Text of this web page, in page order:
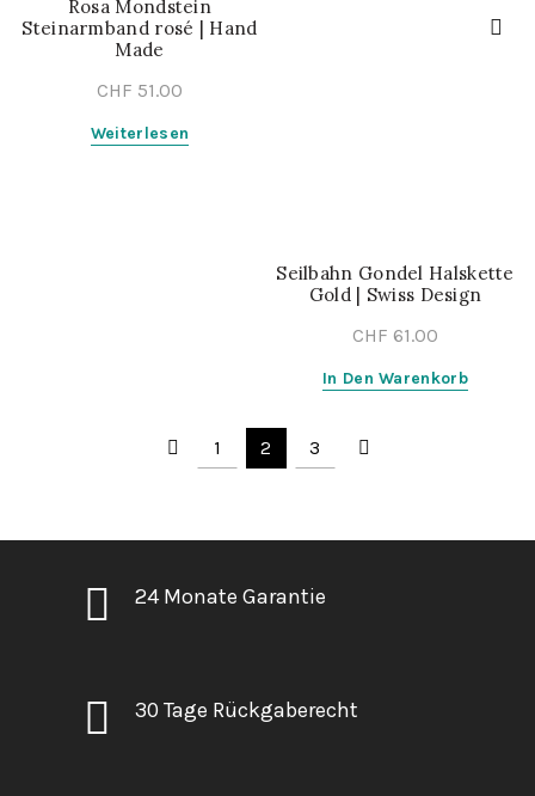
Rosa Mondstein
Steinarmband rosé | Hand
Made
CHF 51.00
Weiterlesen
Seilbahn Gondel Halskette
Gold | Swiss Design
CHF 61.00
In Den Warenkorb
1 2 3
24 Monate Garantie
30 Tage Rückgaberecht